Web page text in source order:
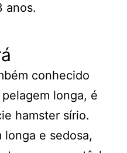
anos.
conhecido
longa, é
hamster sírio.
longa e sedosa,